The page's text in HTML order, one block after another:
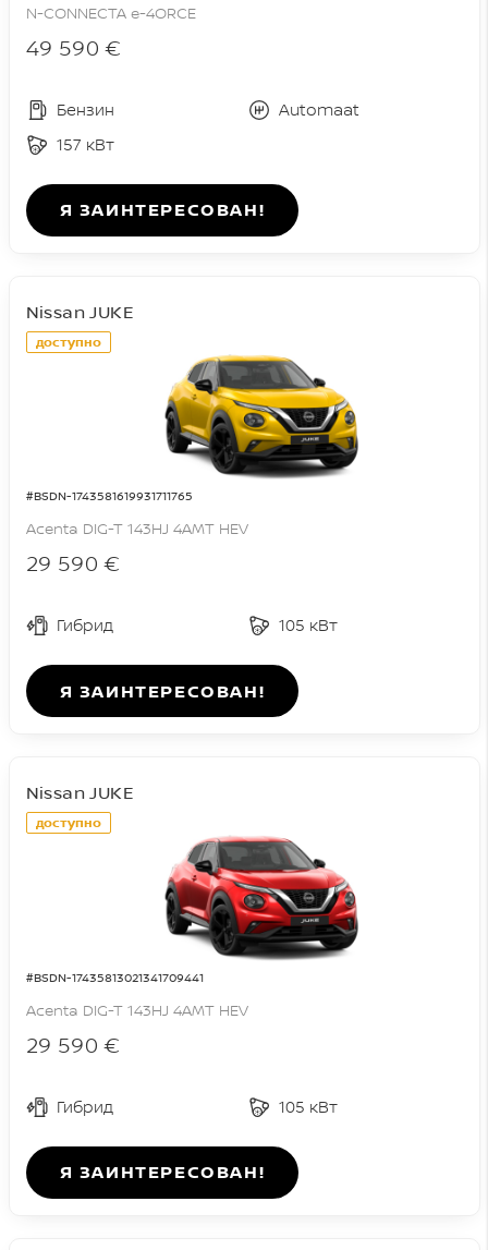
N-CONNECTA e-4ORCE
49 590 €
Бензин
Automaat
157 кВт
Я ЗАИНТЕРЕСОВАН!
доступно
#BSDN-1743581619931711765
Nissan JUKE
Acenta DIG-T 143HJ 4AMT HEV
29 590 €
Гибрид 105 кВт
Я ЗАИНТЕРЕСОВАН!
доступно
#BSDN-17435813021341709441
Nissan JUKE
Acenta DIG-T 143HJ 4AMT HEV
29 590 €
Гибрид 105 кВт
Я ЗАИНТЕРЕСОВАН!